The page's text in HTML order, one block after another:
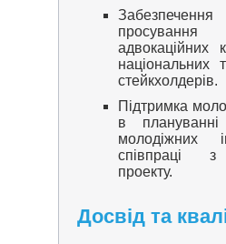
адвокаційних
національних
стейкхолдерів.
Підтримка
в плануванні
молодіжних
співпраці
проекту.
Досвід та